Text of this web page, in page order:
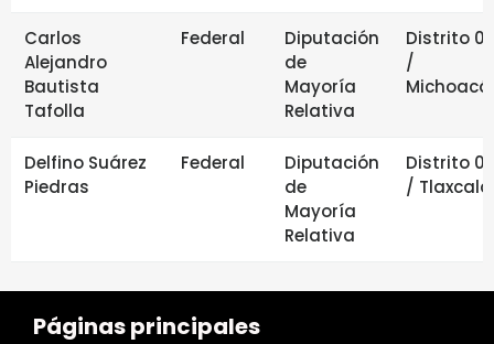
Carlos
Alejandro
Bautista
Tafolla
Federal
Diputación
de
Mayoría
Relativa
Distrito
/
Delfino Suárez
Piedras
Federal
Diputación
de
Mayoría
Relativa
Distrito
/ Tlaxcala
Páginas principales